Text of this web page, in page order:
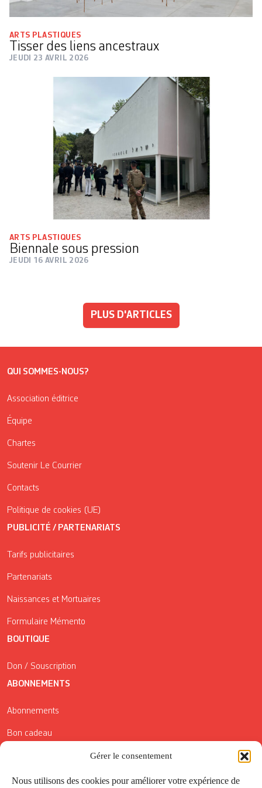
Gérer le consentement
Nous utilisons des cookies pour améliorer votre expérience de
ARTS PLASTIQUES
Tisser des liens ancestraux
JEUDI 23 AVRIL 2026
ARTS PLASTIQUES
Biennale sous pression
JEUDI 16 AVRIL 2026
PLUS D'ARTICLES
QUI SOMMES-NOUS?
Association éditrice
Équipe
Chartes
Soutenir Le Courrier
Contacts
Politique de cookies (UE)
PUBLICITÉ / PARTENARIATS
Tarifs publicitaires
Partenariats
Naissances et Mortuaires
Formulaire Mémento
BOUTIQUE
Don / Souscription
ABONNEMENTS
Abonnements
Bon cadeau
Conditions générales de vente
Réductions de la Carte Côté Courrier